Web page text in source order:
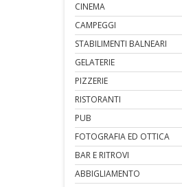
CINEMA
CAMPEGGI
STABILIMENTI BALNEARI
GELATERIE
PIZZERIE
RISTORANTI
PUB
FOTOGRAFIA ED OTTICA
BAR E RITROVI
ABBIGLIAMENTO